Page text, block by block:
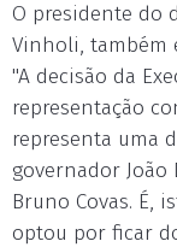
O presidente do
Vinholi, também
"A decisão da
representação
representa uma
governador João
Bruno Covas. É,
optou por ficar